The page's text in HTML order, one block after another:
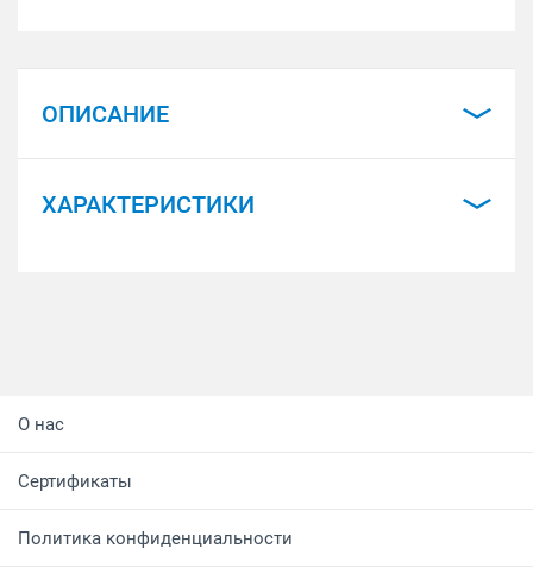
ОПИСАНИЕ
ХАРАКТЕРИСТИКИ
О нас
Сертификаты
Политика конфиденциальности